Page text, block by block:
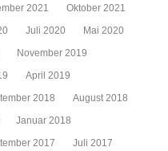
2021
Oktober 2021
Juli 2020
Mai 2020
November 2019
April 2019
2018
August 2018
Januar 2018
2017
Juli 2017